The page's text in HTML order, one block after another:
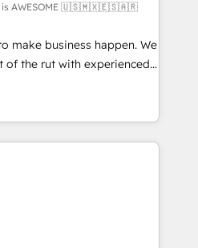
ourselves into your
specialise in
and enterprise
and those with
Integration and
is AWESOME 🇺🇸🇲🇽🇪🇸🇦🇷
make business happen. We
of the rut with experienced,
implementing HubSpot
CMS and Operations Hub,
with your customers
of Rookie of the Year
4.9/5 rating in HubSpot
Reviews. Digifianz
logistics & 3PL, home
branding and